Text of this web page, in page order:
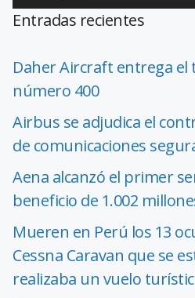
Entradas recientes
Daher Aircraft entrega el
número 400
Airbus se adjudica el
de comunicaciones
Aena alcanzó el primer
beneficio de 1.002
Mueren en Perú los 13
Cessna Caravan que se
realizaba un vuelo